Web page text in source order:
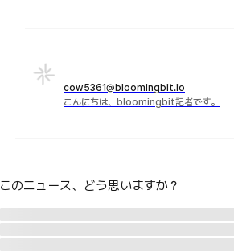
cow5361@bloomingbit.io
こんにちは、bloomingbit記者です。
このニュース、どう思いますか？